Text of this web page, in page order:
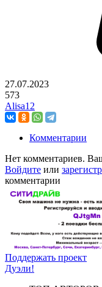
27.07.2023
573
Alisa12
Комментарии
Нет комментариев.
Войдите или
комментарии
Поддержать проект
Дуэли!